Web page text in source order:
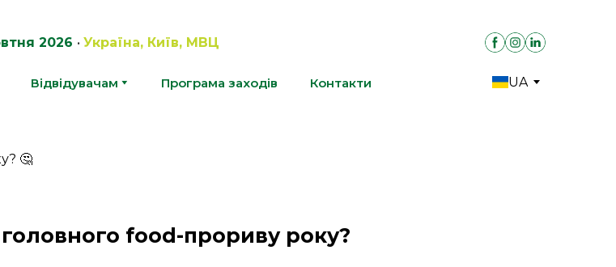
2026 •Україна, Київ, МВЦ
Відвідувачам Програма заходів Контакти UA
food-прориву року?